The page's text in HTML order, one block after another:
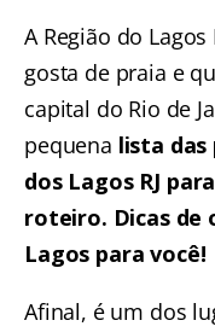
A Região do
gosta de praia e
capital do Rio de
pequena lista das
dos Lagos RJ
roteiro. Dicas de
Lagos para você!
Afinal, é um dos